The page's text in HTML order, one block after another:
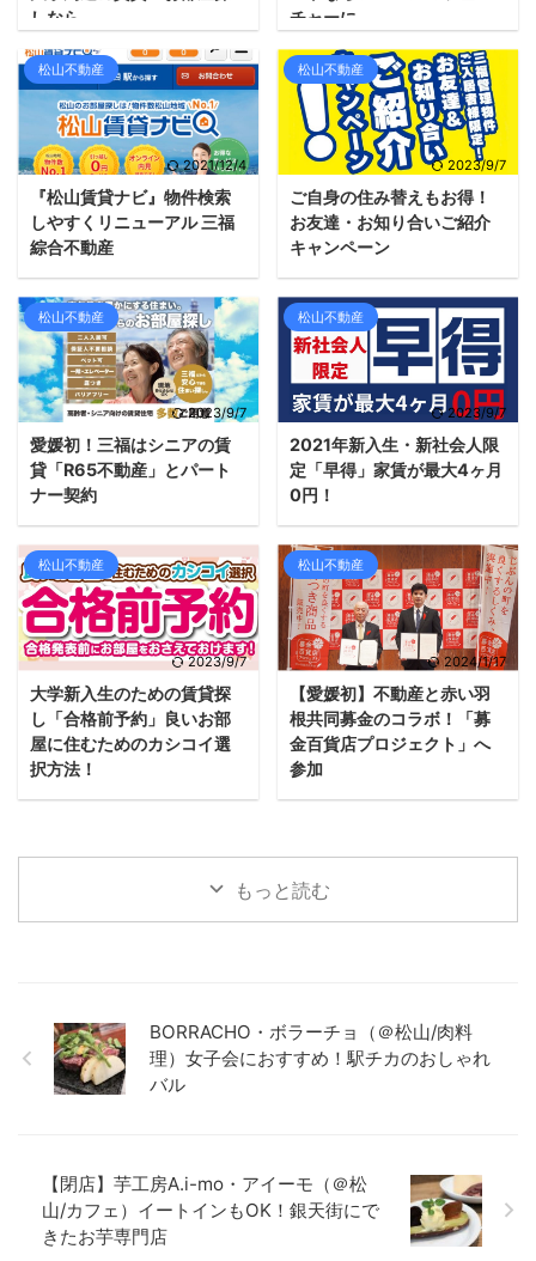
しなら
チャーに
松山不動産
2021/12/4
『松山賃貸ナビ』物件検索
しやすくリニューアル 三福
綜合不動産
松山不動産
2023/9/7
ご自身の住み替えもお得！
お友達・お知り合いご紹介
キャンペーン
松山不動産
2023/9/7
愛媛初！三福はシニアの賃
貸「R65不動産」とパート
ナー契約
松山不動産
2023/9/7
2021年新入生・新社会人限
定「早得」家賃が最大4ヶ月
0円！
松山不動産
2023/9/7
大学新入生のための賃貸探
し「合格前予約」良いお部
屋に住むためのカシコイ選
択方法！
松山不動産
2024/1/17
【愛媛初】不動産と赤い羽
根共同募金のコラボ！「募
金百貨店プロジェクト」へ
参加
もっと読む
BORRACHO・ボラーチョ（＠松山/肉料
理）女子会におすすめ！駅チカのおしゃれ
バル
【閉店】芋工房A.i-mo・アイーモ（＠松
山/カフェ）イートインもOK！銀天街にで
きたお芋専門店